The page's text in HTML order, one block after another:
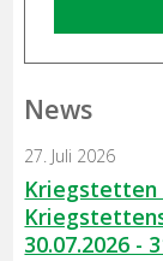
News
Kriegstetten
30.07.2026 -
27. Juli 2026